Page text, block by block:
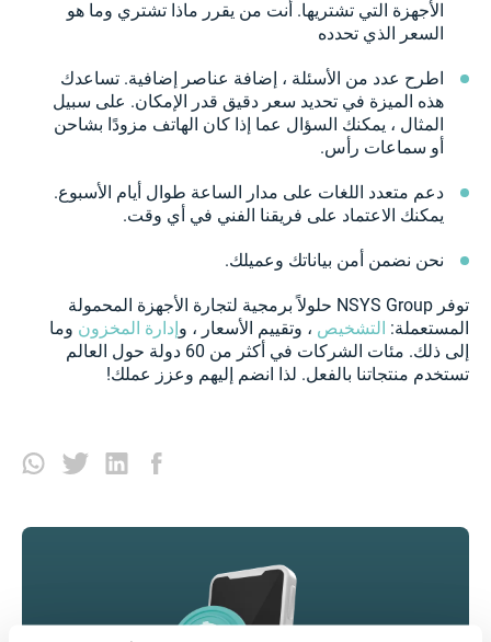
الأجهزة التي تشتريها. أنت من يقرر ماذا تشتري وما هو
السعر الذي تحدده
اطرح عدد من الأسئلة ، إضافة عناصر إضافية. تساعدك
هذه الميزة في تحديد سعر دقيق قدر الإمكان. على سبيل
المثال ، يمكنك السؤال عما إذا كان الهاتف مزودًا بشاحن
أو سماعات رأس.
دعم متعدد اللغات على مدار الساعة طوال أيام الأسبوع.
يمكنك الاعتماد على فريقنا الفني في أي وقت.
نحن نضمن أمن بياناتك وعميلك.
توفر NSYS Group حلولاً برمجية لتجارة الأجهزة المحمولة
المستعملة: التشخيص ، وتقييم الأسعار ، وإدارة المخزون وما
إلى ذلك. مئات الشركات في أكثر من 60 دولة حول العالم
تستخدم منتجاتنا بالفعل. لذا انضم إليهم وعزز عملك!